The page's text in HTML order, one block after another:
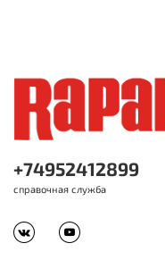
+74952412899
справочная служба